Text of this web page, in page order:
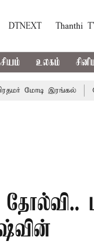
DTNEXT Thanthi
உலகம்
மோடி இரங்கல்